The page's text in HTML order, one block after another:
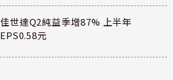
佳世達Q2純益季增87% 上半年
EPS0.58元